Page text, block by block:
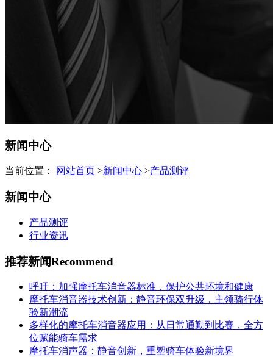
新闻中心
当前位置： 网站首页 >新闻中心 >产品测评
新闻中心
产品测评
行业资讯
推荐新闻Recommend
呼吁：加强摩托车消音器标准，保护公共环境和健康
摩托车消音器技术创新：静音环保双升级，主领骑行体
验新潮流
多样化的摩托车消音器应用：从日常通勤到比赛，全方
位赋能骑车需求
摩托车消声器：静音创新，重塑骑车体验新境界